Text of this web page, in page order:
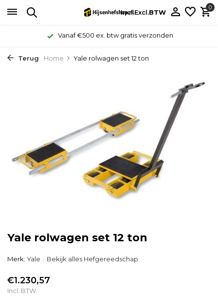
Incl.Excl.BTW
0
Vanaf €500 ex. btw gratis verzonden
Terug Home Yale rolwagen set 12 ton
Yale rolwagen set 12 ton
Merk: Yale Bekijk alles Hefgereedschap
€1.230,57
Incl. BTW